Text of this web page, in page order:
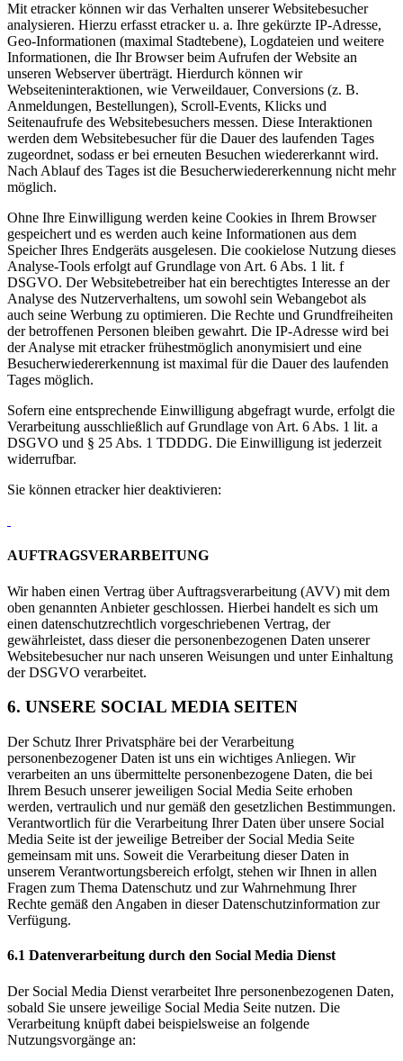
Mit etracker können wir das Verhalten unserer Websitebesucher
analysieren. Hierzu erfasst etracker u. a. Ihre gekürzte IP-Adresse,
Geo-Informationen (maximal Stadtebene), Logdateien und weitere
Informationen, die Ihr Browser beim Aufrufen der Website an
unseren Webserver überträgt. Hierdurch können wir
Webseiteninteraktionen, wie Verweildauer, Conversions (z. B.
Anmeldungen, Bestellungen), Scroll-Events, Klicks und
Seitenaufrufe des Websitebesuchers messen. Diese Interaktionen
werden dem Websitebesucher für die Dauer des laufenden Tages
zugeordnet, sodass er bei erneuten Besuchen wiedererkannt wird.
Nach Ablauf des Tages ist die Besucherwiedererkennung nicht mehr
möglich.
Ohne Ihre Einwilligung werden keine Cookies in Ihrem Browser
gespeichert und es werden auch keine Informationen aus dem
Speicher Ihres Endgeräts ausgelesen. Die cookielose Nutzung dieses
Analyse-Tools erfolgt auf Grundlage von Art. 6 Abs. 1 lit. f
DSGVO. Der Websitebetreiber hat ein berechtigtes Interesse an der
Analyse des Nutzerverhaltens, um sowohl sein Webangebot als
auch seine Werbung zu optimieren. Die Rechte und Grundfreiheiten
der betroffenen Personen bleiben gewahrt. Die IP-Adresse wird bei
der Analyse mit etracker frühestmöglich anonymisiert und eine
Besucherwiedererkennung ist maximal für die Dauer des laufenden
Tages möglich.
Sofern eine entsprechende Einwilligung abgefragt wurde, erfolgt die
Verarbeitung ausschließlich auf Grundlage von Art. 6 Abs. 1 lit. a
DSGVO und § 25 Abs. 1 TDDDG. Die Einwilligung ist jederzeit
widerrufbar.
Sie können etracker hier deaktivieren:
AUFTRAGSVERARBEITUNG
Wir haben einen Vertrag über Auftragsverarbeitung (AVV) mit dem
oben genannten Anbieter geschlossen. Hierbei handelt es sich um
einen datenschutzrechtlich vorgeschriebenen Vertrag, der
gewährleistet, dass dieser die personenbezogenen Daten unserer
Websitebesucher nur nach unseren Weisungen und unter Einhaltung
der DSGVO verarbeitet.
6. UNSERE SOCIAL MEDIA SEITEN
Der Schutz Ihrer Privatsphäre bei der Verarbeitung
personenbezogener Daten ist uns ein wichtiges Anliegen. Wir
verarbeiten an uns übermittelte personenbezogene Daten, die bei
Ihrem Besuch unserer jeweiligen Social Media Seite erhoben
werden, vertraulich und nur gemäß den gesetzlichen Bestimmungen.
Verantwortlich für die Verarbeitung Ihrer Daten über unsere Social
Media Seite ist der jeweilige Betreiber der Social Media Seite
gemeinsam mit uns. Soweit die Verarbeitung dieser Daten in
unserem Verantwortungsbereich erfolgt, stehen wir Ihnen in allen
Fragen zum Thema Datenschutz und zur Wahrnehmung Ihrer
Rechte gemäß den Angaben in dieser Datenschutzinformation zur
Verfügung.
6.1 Datenverarbeitung durch den Social Media Dienst
Der Social Media Dienst verarbeitet Ihre personenbezogenen Daten,
sobald Sie unsere jeweilige Social Media Seite nutzen. Die
Verarbeitung knüpft dabei beispielsweise an folgende
Nutzungsvorgänge an: